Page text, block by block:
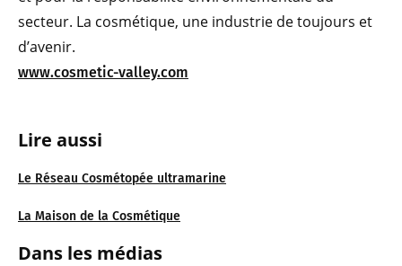
Lire aussi
Le Réseau Cosmétopée ultramarine
La Maison de la Cosmétique
Dans les médias
secteur. La cosmétique, une industrie de toujours et
d’avenir.
www.cosmetic-valley.com